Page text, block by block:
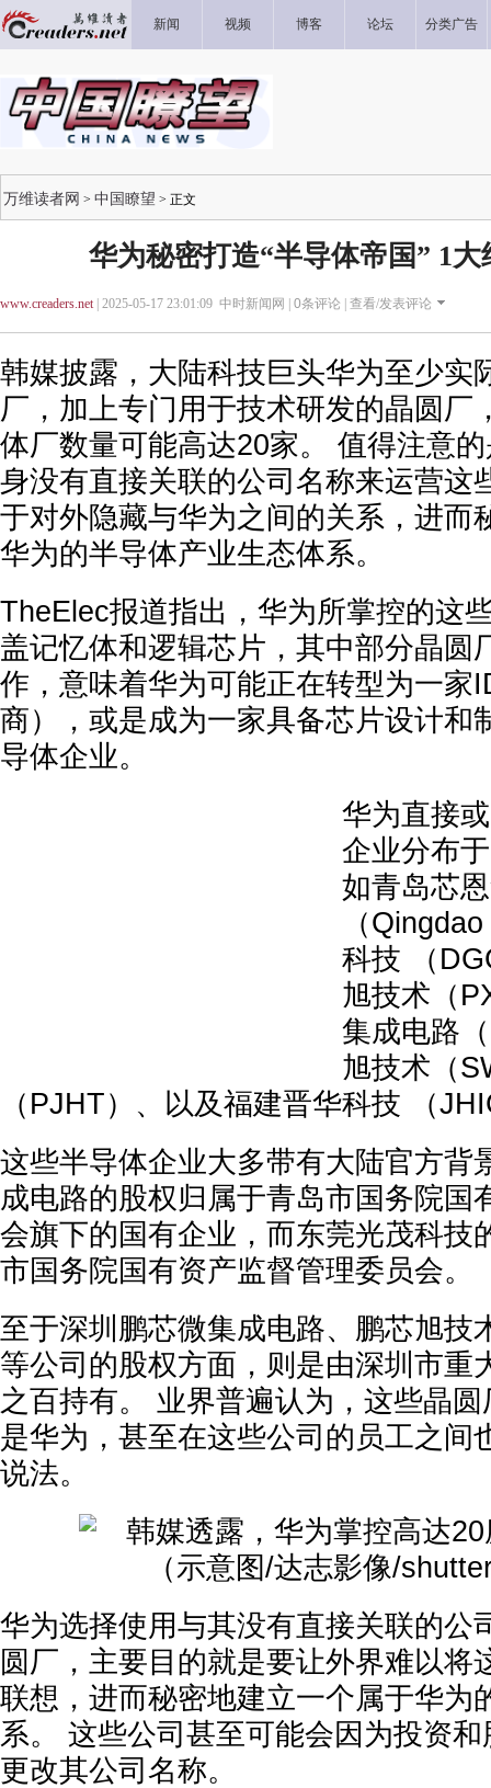
新闻 视频 博客 论坛 分类广告
万维读者网 > 中国瞭望 > 正文
华为秘密打造“半导体帝国” 1
www.creaders.net| 2025-05-17 23:01:09 中时新闻网 | 0条评论 | 查看/发表评论
韩媒披露，大陆科技巨头华为至少实
厂，加上专门用于技术研发的晶圆厂
体厂数量可能高达20家。 值得注意
身没有直接关联的公司名称来运营这
于对外隐藏与华为之间的关系，进而
华为的半导体产业生态体系。
TheElec报道指出，华为所掌控的这
盖记忆体和逻辑芯片，其中部分晶圆
作，意味着华为可能正在转型为一家
商），或是成为一家具备芯片设计和
导体企业。
华为直接
企业分布
如青岛芯
（
科技 （
旭技术（
集成电路
旭技术（
（PJHT）、以及福建晋华科技 （
这些半导体企业大多带有大陆官方背
成电路的股权归属于青岛市国务院国
会旗下的国有企业，而东莞光茂科技
市国务院国有资产监督管理委员会。
至于深圳鹏芯微集成电路、鹏芯旭技
等公司的股权方面，则是由深圳市重
之百持有。 业界普遍认为，这些晶
是华为，甚至在这些公司的员工之间
说法。
华为选择使用与其没有直接关联的公
圆厂，主要目的就是要让外界难以将
联想，进而秘密地建立一个属于华为
系。 这些公司甚至可能会因为投资
更改其公司名称。